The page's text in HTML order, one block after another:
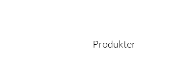
Produkter